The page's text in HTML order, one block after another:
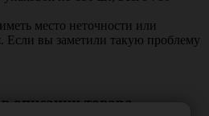
место неточности или
Если вы заметили такую проблему
описании товара